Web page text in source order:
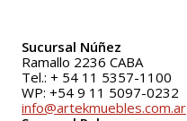
Sucursal Núñez
Ramallo 2236 CABA
Tel.: + 54 11 5357-1100
WP: +54 9 11 5097-0232
info@artekmuebles.com.ar